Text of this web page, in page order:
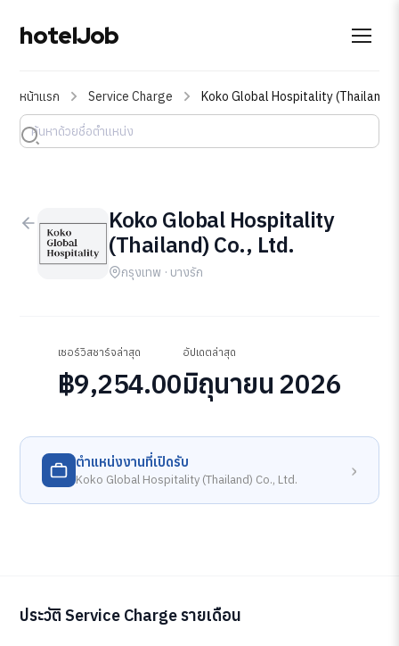
hotelJob
หน้าแรก Service Charge Koko Global Hospitality (Thailand)
Koko Global Hospitality
(Thailand) Co., Ltd.
กรุงเทพ · บางรัก
เซอร์วิสชาร์จล่าสุด
฿9,254.00
อัปเดตล่าสุด
มิถุนายน 2026
ตำแหน่งงานที่เปิดรับ
Koko Global Hospitality (Thailand) Co., Ltd. ›
ประวัติ Service Charge รายเดือน